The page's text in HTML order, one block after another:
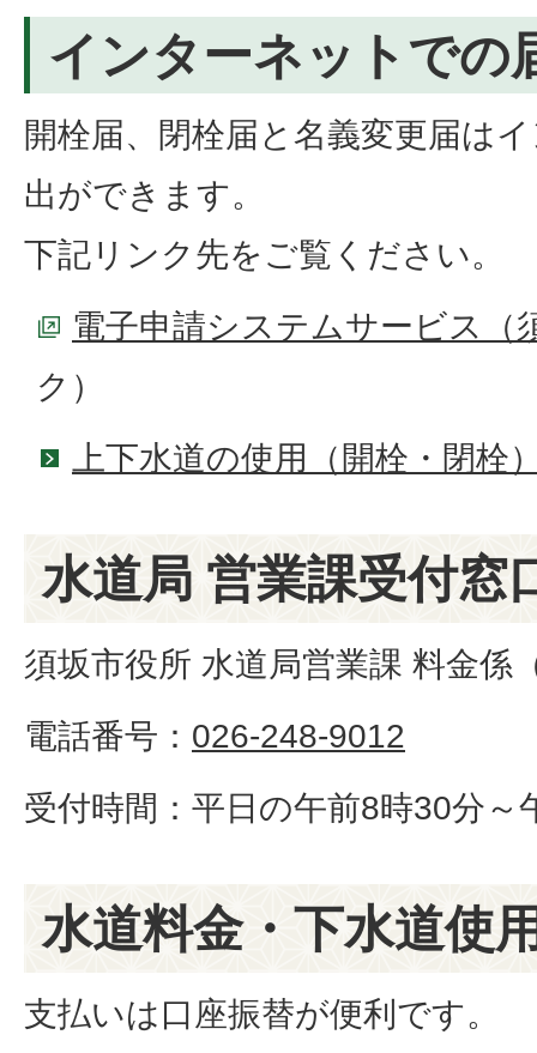
インターネットでの
開栓届、閉栓届と名義変更届は
出ができます。
下記リンク先をご覧ください。
電子申請システムサービス（
ク）
上下水道の使用（開栓・閉栓
水道局 営業課受付窓
須坂市役所 水道局営業課 料金係
電話番号： 026-248-9012
受付時間：平日の午前8時30分～
水道料金・下水道使
支払いは口座振替が便利です。